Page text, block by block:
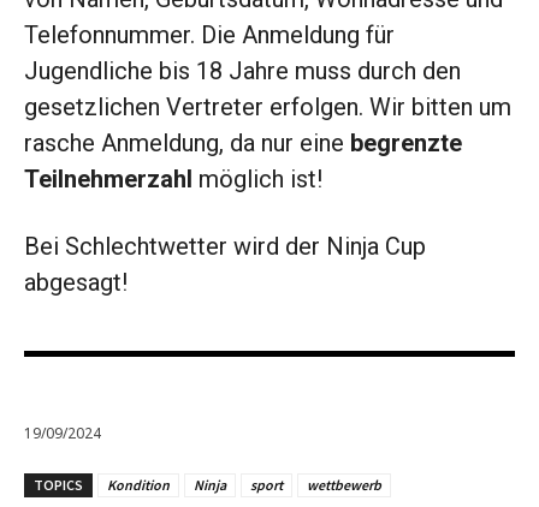
Telefonnummer. Die Anmeldung für
Jugendliche bis 18 Jahre muss durch den
gesetzlichen Vertreter erfolgen. Wir bitten um
rasche Anmeldung, da nur eine begrenzte
Teilnehmerzahl möglich ist!
Bei Schlechtwetter wird der Ninja Cup
abgesagt!
19/09/2024
TOPICS Kondition Ninja sport wettbewerb